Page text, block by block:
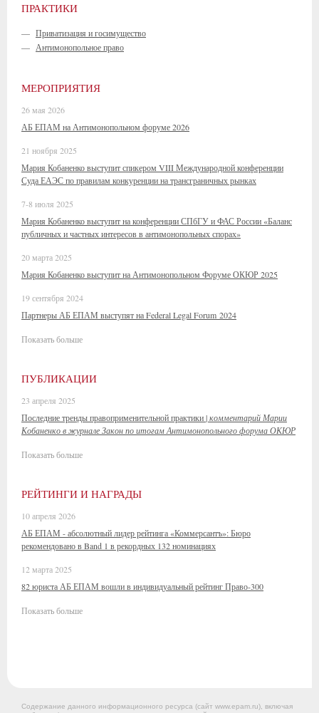
ПРАКТИКИ
— Приватизация и госимущество
— Антимонопольное право
МЕРОПРИЯТИЯ
26 мая 2026
АБ ЕПАМ на Антимонопольном форуме 2026
21 ноября 2025
Мария Кобаненко выступит спикером VIII Международной конференции
Суда ЕАЭС по правилам конкуренции на трансграничных рынках
7-8 июля 2025
Мария Кобаненко выступит на конференции СПбГУ и ФАС России «Баланс
публичных и частных интересов в антимонопольных спорах»
20 марта 2025
Мария Кобаненко выступит на Антимонопольном Форуме ОКЮР 2025
19 сентября 2024
Партнеры АБ ЕПАМ выступят на Federal Legal Forum 2024
Показать больше
ПУБЛИКАЦИИ
23 апреля 2025
Последние тренды правоприменительной практики |комментарий Марии
Кобаненко в журнале Закон по итогам Антимонопольного форума ОКЮР
Показать больше
РЕЙТИНГИ И НАГРАДЫ
10 апреля 2026
АБ ЕПАМ - абсолютный лидер рейтинга «Коммерсантъ»: Бюро
рекомендовано в Band 1 в рекордных 132 номинациях
12 марта 2025
82 юриста АБ ЕПАМ вошли в индивидуальный рейтинг Право-300
Показать больше
Содержание данного информационного ресурса (сайт www.epam.ru), включая